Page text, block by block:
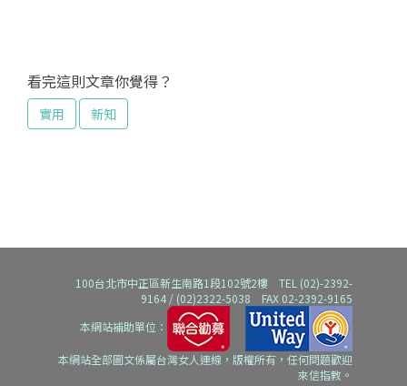
看完這則文章你覺得？
實用 新知
100台北市中正區新生南路1段102號2樓 TEL (02)-2392-
9164 / (02)2322-5038 FAX 02-2392-9165
本網站補助單位：
本網站全部圖文係屬台灣女人連線，版權所有，任何問題歡迎
來信指教。